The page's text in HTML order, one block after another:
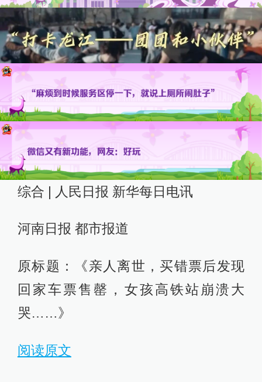
综合 | 人民日报 新华每日电讯
河南日报 都市报道
原标题：《亲人离世，买错票后发现
回家车票售罄，女孩高铁站崩溃大
哭……》
阅读原文